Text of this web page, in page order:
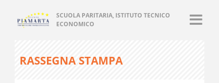
SCUOLA PARITARIA, ISTITUTO TECNICO
ECONOMICO
RASSEGNA STAMPA